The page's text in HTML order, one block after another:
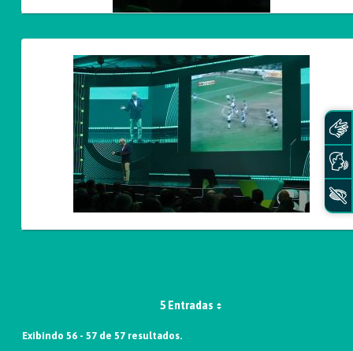
5 Entradas
Exibindo 56 - 57 de 57 resultados.